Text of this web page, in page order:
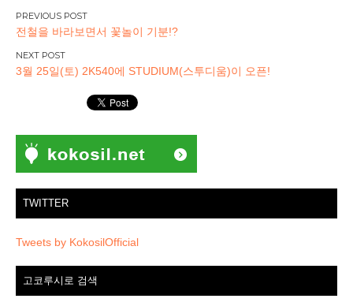
글
탐
색
전철을 바라보면서 꽃놀이 기분!?
3월 25일(토) 2K540에 STUDIUM(스투디움)이 오픈!
TWITTER
Tweets by KokosilOfficial
고코루시로 검색